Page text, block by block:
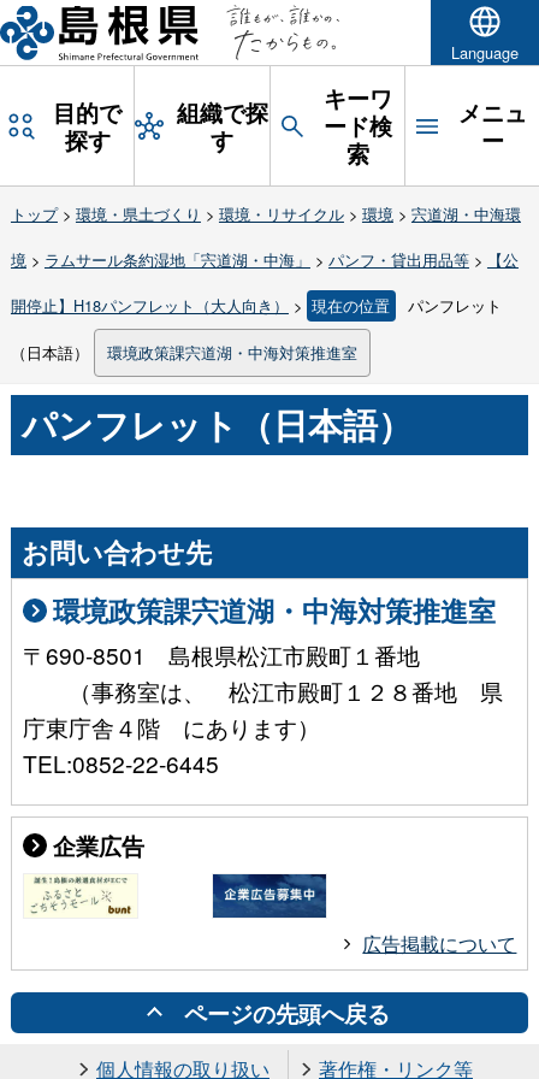
Language
目的で
探す
組織で探
す
キーワ
ード検
索
メニュ
ー
トップ> 環境・県土づくり > 環境・リサイクル> 環境> 宍道湖・中海環
境> ラムサール条約湿地「宍道湖・中海」 > パンフ・貸出用品等>
【公
開停止】H18パンフレット（大人向き）
> 現在の位置 パンフレット
（日本語） 環境政策課宍道湖・中海対策推進室
パンフレット（日本語）
お問い合わせ先
環境政策課宍道湖・中海対策推進室
〒690-8501 島根県松江市殿町１番地
（事務室は、 松江市殿町１２８番地 県
庁東庁舎４階 にあります）
TEL:0852-22-6445
企業広告
広告掲載について
ページの先頭へ戻る
個人情報の取り扱い 著作権・リンク等